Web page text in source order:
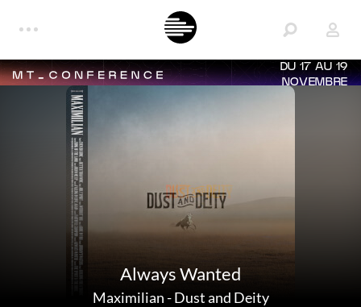
DU 17 AU 19
NOVEMBRE
Always Wanted
Maximilian-Dust and Deity